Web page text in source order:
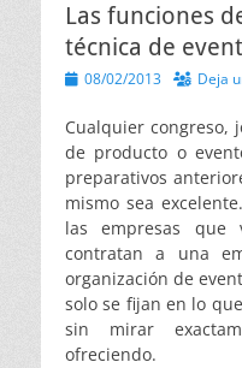
Las funciones
técnica de
Publicado
08/02/2013 Deja
Cualquier congreso,
de producto o
preparativos
mismo sea
las empresas que
contratan a una
organización de
solo se fijan en lo
sin mirar
ofreciendo.